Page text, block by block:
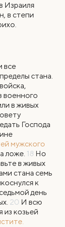
Израиля
в степи
все
стана.
военного
в живых
Господа
мужского
ложе. 18 Но
в живых
стана семь
к
день
20 И всю
из козьей